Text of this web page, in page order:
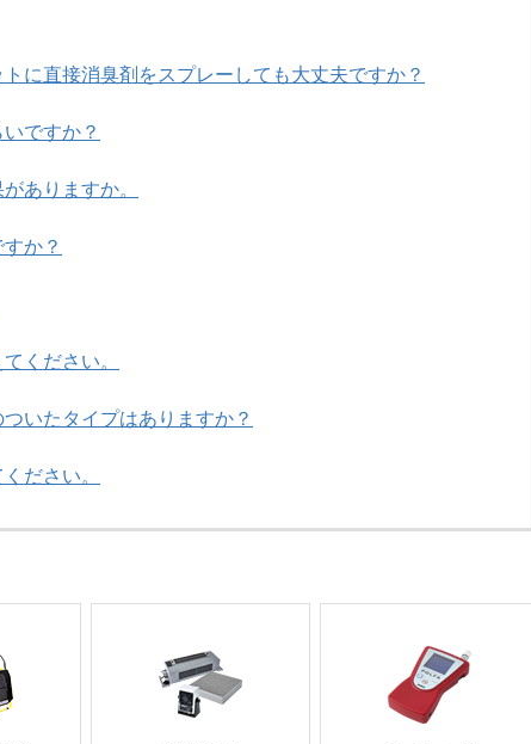
に直接消臭剤をスプレーしても大丈夫ですか？
ですか？
ありますか。
か？
ください。
いたタイプはありますか？
ださい。